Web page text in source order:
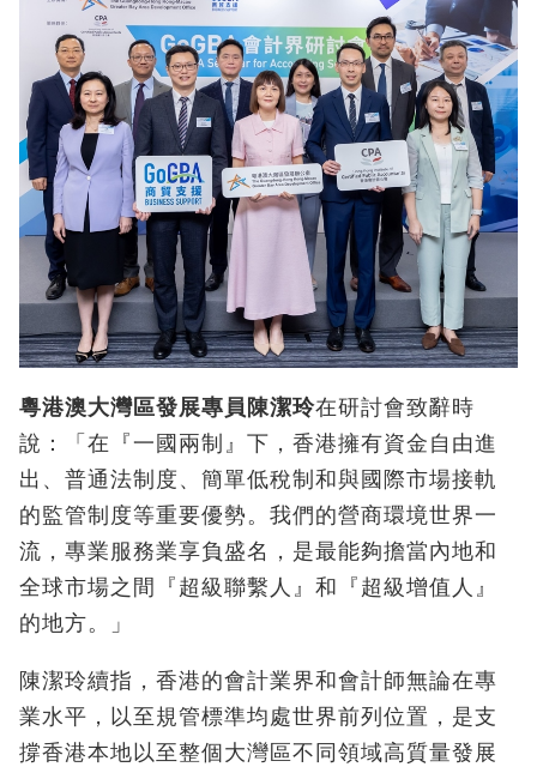
粵港澳大灣區發展專員陳潔玲在研討會致辭時
說：「在『一國兩制』下，香港擁有資金自由進
出、普通法制度、簡單低稅制和與國際市場接軌
的監管制度等重要優勢。我們的營商環境世界一
流，專業服務業享負盛名，是最能夠擔當內地和
全球市場之間『超級聯繫人』和『超級增值人』
的地方。」
陳潔玲續指，香港的會計業界和會計師無論在專
業水平，以至規管標準均處世界前列位置，是支
撐香港本地以至整個大灣區不同領域高質量發展